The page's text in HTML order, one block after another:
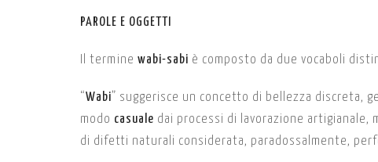
PAROLE E OGGETTI
Il termine wabi-sabi è composto da due vocaboli
“Wabi” suggerisce un concetto di bellezza discreta,
modo casuale dai processi di lavorazione artigianale,
di difetti naturali considerata, paradossalmente,